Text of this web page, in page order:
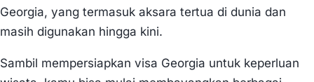
Georgia, yang termasuk aksara tertua di dunia dan
masih digunakan hingga kini.
Sambil mempersiapkan visa Georgia untuk keperluan